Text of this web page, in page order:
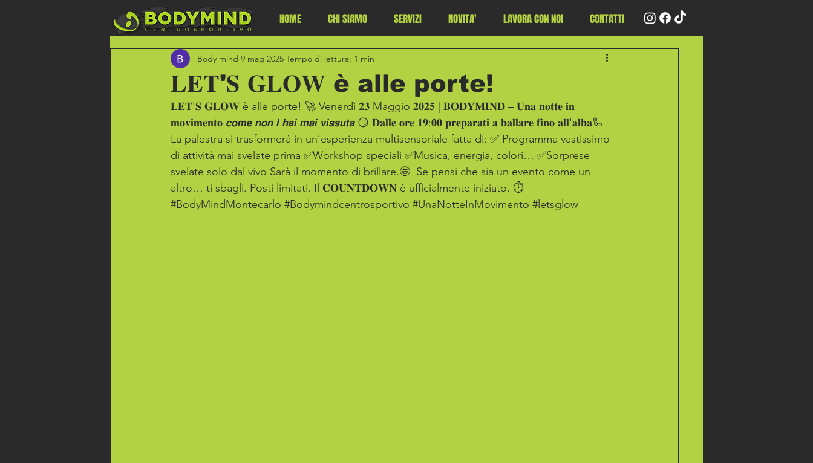
HOME CHI SIAMO SERVIZI NOVITA' LAVORA CON NOI CONTATTI
𝐋𝐄𝐓'𝐒 𝐆𝐋𝐎𝐖 è alle porte!
Body mind 9 mag 2025 Tempo di lettura: 1 min
𝐋𝐄𝐓'𝐒 𝐆𝐋𝐎𝐖 è alle porte! 🚀 Venerdì 𝟐𝟑 Maggio 𝟐𝟎𝟐𝟓 | 𝐁𝐎𝐃𝐘𝐌𝐈𝐍𝐃 – 𝐔𝐧𝐚 𝐧𝐨𝐭𝐭𝐞 𝐢𝐧
𝐦𝐨𝐯𝐢𝐦𝐞𝐧𝐭𝐨 𝙘𝙤𝙢𝙚 𝙣𝙤𝙣 𝙡 𝙝𝙖𝙞 𝙢𝙖𝙞 𝙫𝙞𝙨𝙨𝙪𝙩𝙖 😏 𝐃𝐚𝐥𝐥𝐞 𝐨𝐫𝐞 𝟏𝟗:𝟎𝟎 𝐩𝐫𝐞𝐩𝐚𝐫𝐚𝐭𝐢 𝐚 𝐛𝐚𝐥𝐥𝐚𝐫𝐞 𝐟𝐢𝐧𝐨 𝐚𝐥𝐥'𝐚𝐥𝐛𝐚🦾
La palestra si trasformerà in un’esperienza multisensoriale fatta di: ✅ Programma vastissimo
di attività mai svelate prima ✅Workshop speciali ✅Musica, energia, colori… ✅Sorprese
svelate solo dal vivo Sarà il momento di brillare.🤩  Se pensi che sia un evento come un
altro… ti sbagli. Posti limitati. Il 𝐂𝐎𝐔𝐍𝐓𝐃𝐎𝐖𝐍 è ufficialmente iniziato. ⏱️
#BodyMindMontecarlo #Bodymindcentrosportivo #UnaNotteInMovimento #letsglow